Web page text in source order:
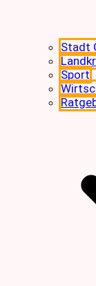
Stadt
Sport